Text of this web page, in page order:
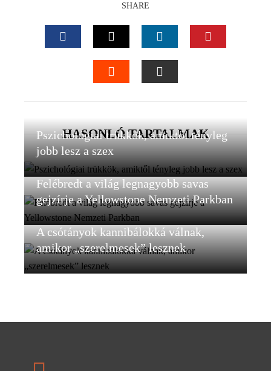
SHARE
FACEBOOKTWITTERLINKEDIN
HASONLÓ TARTALMAK
Pszichológiai trükkök, amiktől tényleg
jobb lesz a szex
Felébredt a világ legnagyobb savas
gejzírje a Yellowstone Nemzeti Parkban
A csótányok kannibálokká válnak,
amikor „szerelmesek” lesznek